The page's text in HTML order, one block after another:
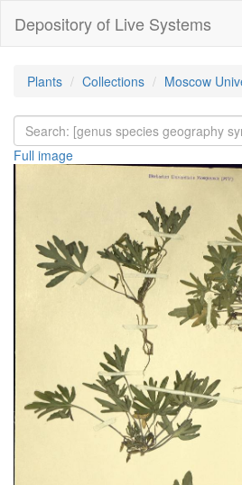
Depository of Live Systems
Plants Collections Moscow
Full image